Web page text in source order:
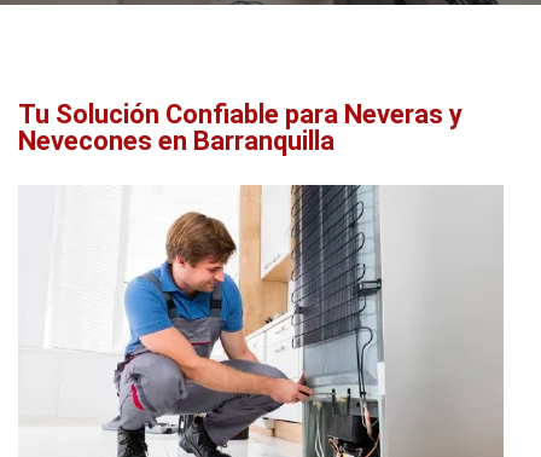
Tu Solución Confiable para Neveras y
Nevecones en Barranquilla